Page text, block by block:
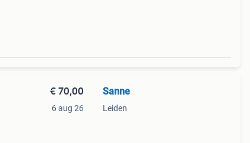
€ 70,00
6 aug 26
Sanne
Leiden